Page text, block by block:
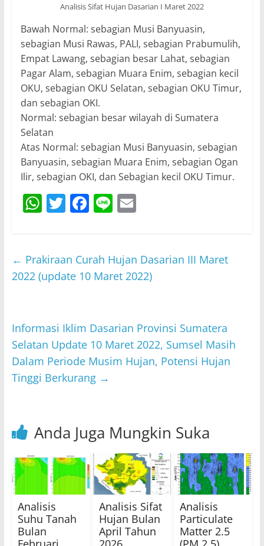
Analisis Sifat Hujan Dasarian I Maret 2022
Bawah Normal: sebagian Musi Banyuasin,
sebagian Musi Rawas, PALI, sebagian Prabumulih,
Empat Lawang, sebagian besar Lahat, sebagian
Pagar Alam, sebagian Muara Enim, sebagian kecil
OKU, sebagian OKU Selatan, sebagian OKU Timur,
dan sebagian OKI.
Normal: sebagian besar wilayah di Sumatera
Selatan
Atas Normal: sebagian Musi Banyuasin, sebagian
Banyuasin, sebagian Muara Enim, sebagian Ogan
Ilir, sebagian OKI, dan Sebagian kecil OKU Timur.
W
s
A
T
er
F
e
b
k
Li E
l
← Prakiraan Curah Hujan Dasarian III Maret
2022 (update 10 Maret 2022)
Informasi Iklim Dasarian Provinsi Sumatera
Selatan Update 10 Maret 2022, Sumsel Masih
Dalam Periode Musim Hujan, Potensi Hujan
Tinggi Berkurang →
Anda Juga Mungkin Suka
Analisis
Suhu Tanah
Bulan
Analisis Sifat
Hujan Bulan
April Tahun
Analisis
Particulate
Matter 2.5